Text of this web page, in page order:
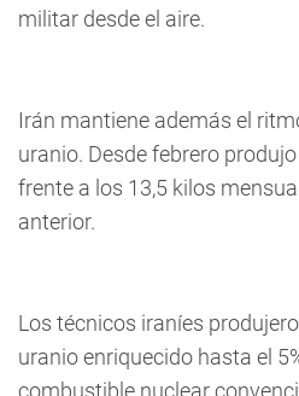
militar desde el aire.
Irán mantiene además el
uranio. Desde febrero
frente a los 13,5 kilos
anterior.
Los técnicos iraníes
uranio enriquecido hasta el
combustible nuclear